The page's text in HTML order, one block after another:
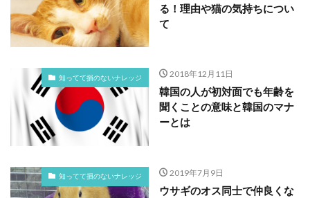
る！理由や猫の気持ちについ
て
知ってて損のないナレッジ 2018年12月11日
韓国の人が初対面でも年齢を
聞くことの意味と韓国のマナ
ーとは
知ってて損のないナレッジ 2019年7月9日
ウサギのオス同士で仲良くな